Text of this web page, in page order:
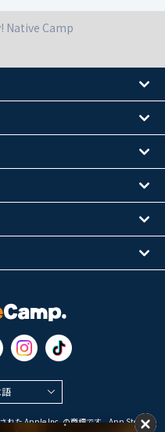
Native Camp
れた Apple Inc. の商標です。App Store は